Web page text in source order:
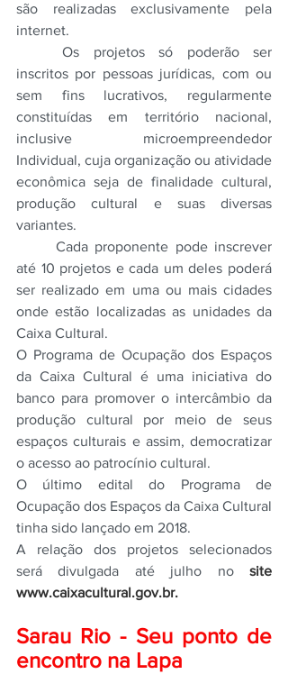
são realizadas exclusivamente pela
internet.
Os projetos só poderão ser
inscritos por pessoas jurídicas, com ou
sem fins lucrativos, regularmente
constituídas em território nacional,
inclusive microempreendedor
Individual, cuja organização ou atividade
econômica seja de finalidade cultural,
produção cultural e suas diversas
variantes.
Cada proponente pode inscrever
até 10 projetos e cada um deles poderá
ser realizado em uma ou mais cidades
onde estão localizadas as unidades da
Caixa Cultural.
O Programa de Ocupação dos Espaços
da Caixa Cultural é uma iniciativa do
banco para promover o intercâmbio da
produção cultural por meio de seus
espaços culturais e assim, democratizar
o acesso ao patrocínio cultural.
O último edital do Programa de
Ocupação dos Espaços da Caixa Cultural
tinha sido lançado em 2018.
A relação dos projetos selecionados
será divulgada até julho no
www.caixacultural.gov.br.
Sarau Rio - Seu ponto de
encontro na Lapa